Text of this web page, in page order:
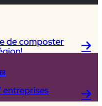
de composter